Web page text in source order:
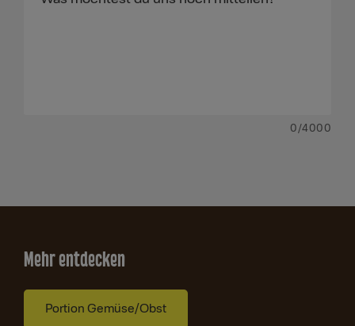
0 /4000
Mehr entdecken
Portion Gemüse/Obst